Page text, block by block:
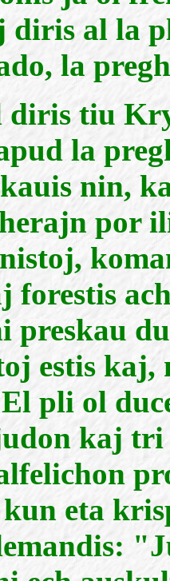
diris al la
la
diris tiu
la
nin,
por
forestis
preskau
estis kaj,
pli ol
kaj
eta